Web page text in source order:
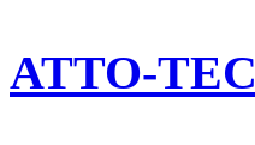
ATTO-TEC